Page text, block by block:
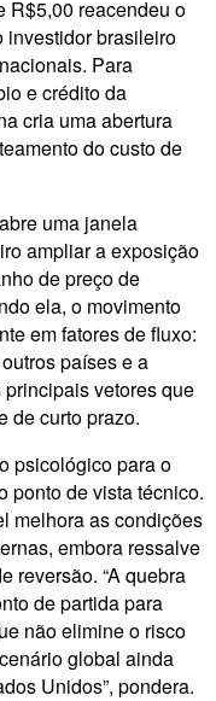
R$5,00 reacendeu o
investidor brasileiro
Para
e crédito da
cria uma abertura
do custo de
uma janela
ampliar a exposição
de preço de
ela, o movimento
em fatores de fluxo:
países e a
vetores que
de curto prazo.
psicológico para o
ponto de vista técnico.
melhora as condições
embora ressalve
reversão. “A quebra
de partida para
não elimine o risco
global ainda
Unidos”, pondera.